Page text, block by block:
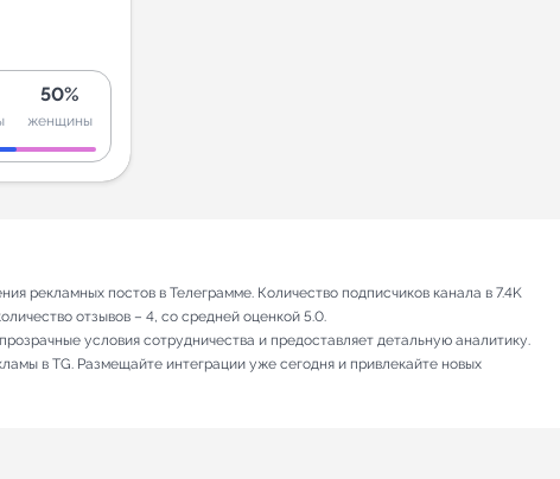
50%
женщины
рекламных постов в Телеграмме. Количество подписчиков канала в 7.4K
отзывов – 4, со средней оценкой 5.0.
условия сотрудничества и предоставляет детальную аналитику.
в TG. Размещайте интеграции уже сегодня и привлекайте новых